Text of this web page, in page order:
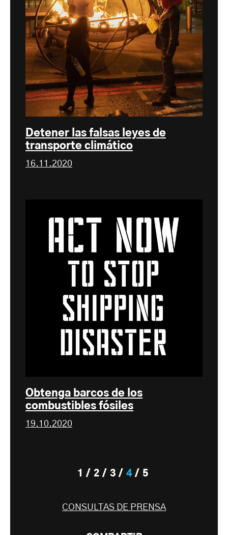
Detener las falsas leyes de
transporte climático
16.11.2020
Obtenga barcos de los
combustibles fósiles
19.10.2020
1 2 3 4 5
CONSULTAS DE PRENSA